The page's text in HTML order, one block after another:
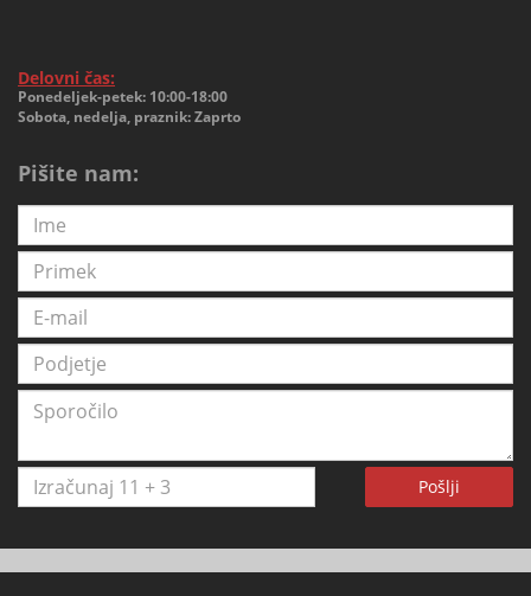
Delovni čas:
Ponedeljek-petek: 10:00-18:00
Sobota, nedelja, praznik: Zaprto
Pišite nam:
Pošlji